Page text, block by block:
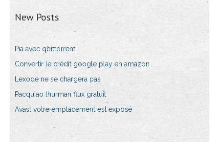
New Posts
Pia avec qbittorrent
Convertir le crédit google play en amazon
Lexode ne se chargera pas
Pacquiao thurman flux gratuit
Avast votre emplacement est exposé